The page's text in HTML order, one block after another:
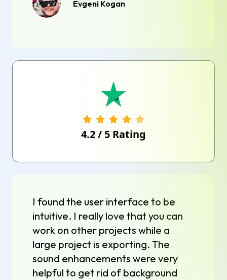
Evgeni Kogan
4.2/ 5 Rating
I found the user interface to be
intuitive. I really love that you can
work on other projects while a
large project is exporting. The
sound enhancements were very
helpful to get rid of background